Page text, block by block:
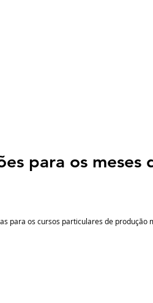
para os meses
para os cursos particulares de produção